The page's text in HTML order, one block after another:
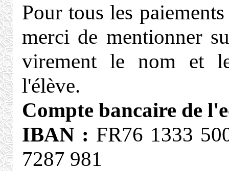
Pour tous les
merci de mentionner
virement le nom et
l'élève.
Compte bancaire de
IBAN : FR76 1333
7287 981